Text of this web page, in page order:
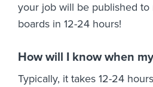
your job will be published
boards in 12-24 hours!
How will I know when
Typically, it takes 12-24